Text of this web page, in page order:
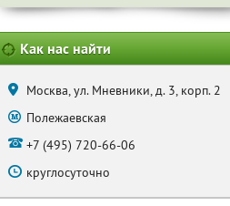
Как нас найти
Москва, ул. Мневники, д. 3, корп. 2
Полежаевская
+7 (495) 720-66-06
круглосуточно